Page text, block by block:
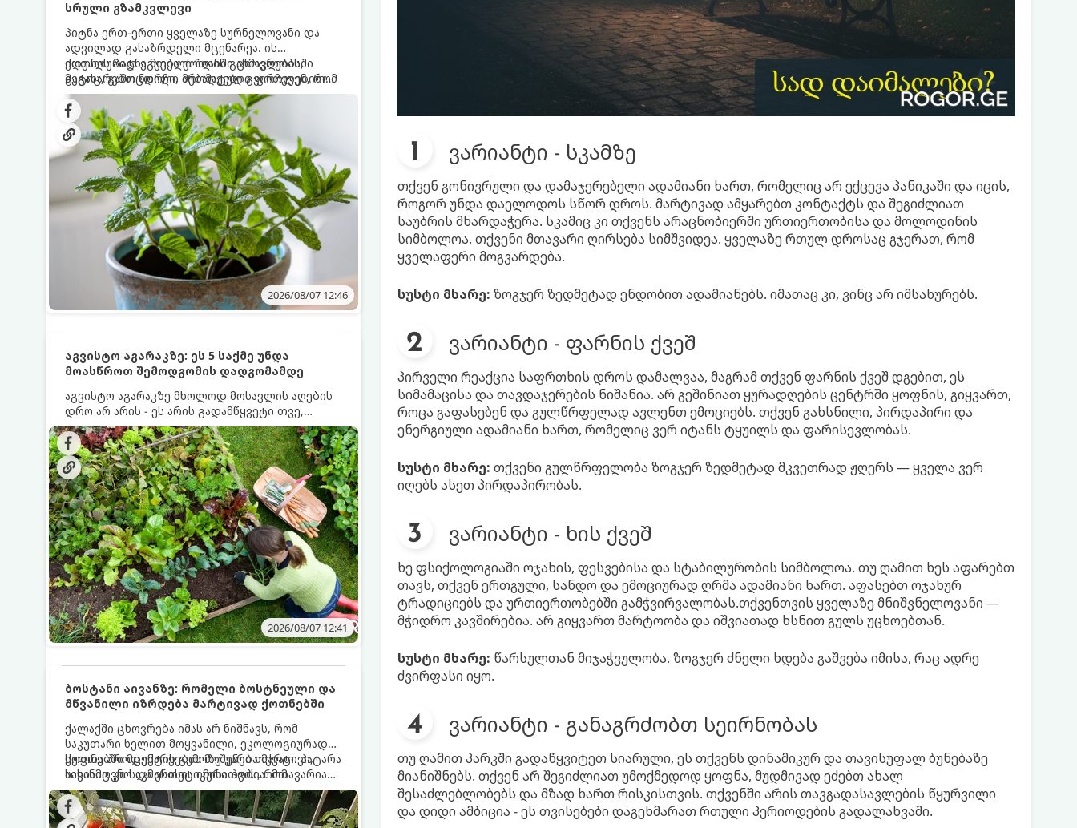
სრული გზამკვლევი
პიტნა ერთ-ერთი ყველაზე სურნელოვანი და
ადვილად გასაზრდელი მცენარეა. ის
იდეალურად ეგუება ქოთანში ცხოვრებას,
მეტიც, გამოცდილი მებაღეები გვირჩევენ, რომ
პიტნა მხოლოდ ქოთანში მოვიყვანოთ, რადგან
ღია გრუნტში (ბაღში) დარგვისას ის ფესვებით
ძალიან სწრაფად ვრცელდება და სხვა
მცენარეებს ავიწროებს.
ქოთნის პიტნა მთელი წლის განმავლობაში
გაგახარებთ ნორჩი, არომატული ფოთლებით
ჩაის, ლიმონათისა თუ კერძებისთვის.
2026/08/07 12:46
აგვისტო აგარაკზე: ეს 5 საქმე უნდა
მოასწროთ შემოდგომის დადგომამდე
აგვისტო აგარაკზე მხოლოდ მოსავლის აღების
დრო არ არის - ეს არის გადამწყვეტი თვე,
როდესაც საფუძველი ეყრება მომავალი წლის
მოსავალს და ბაღი მზადდება შემოდგომა-
ზამთრის სეზონისთვის. იმისათვის, რომ
ნიადაგმა ენერგია აღიდგინოს, ხოლო
მცენარეებმა ზამთარს გაუძლონ, აგვისტოს
ბოლომდე 5 მნიშვნელოვანი საქმის გაკეთება
უნდა მოასწროთ:
2026/08/07 12:41
ბოსტანი აივანზე: რომელი ბოსტნეული და
მწვანილი იზრდება მარტივად ქოთნებში
ქალაქში ცხოვრება იმას არ ნიშნავს, რომ
საკუთარი ხელით მოყვანილი, ეკოლოგიურად
სუფთა პროდუქტის გემოზე უარი თქვათ. პატარა
აივანიც კი საკმარისია იმისათვის, რომ
მოიწყოთ მინი-ბოსტანი, საიდანაც
ყოველდღიურად ახალ, არომატულ მწვანილსა
და ბოსტნეულს მოკრეფთ.
ქოთნებში მცენარეების მოშენება მარტივი,
სასიამოვნო და ესთეტიკური ჰობია. მთავარია
იცოდეთ, რომელი კულტურები ეგუებიან
ქოთნის პირობებს ყველაზე კარგად და როგორ
მოუაროთ მათ სწორად.
ვარიანტი - სკამზე
თქვენ გონივრული და დამაჯერებელი ადამიანი ხართ, რომელიც არ ექცევა პანიკაში და იცის,
როგორ უნდა დაელოდოს სწორ დროს. მარტივად ამყარებთ კონტაქტს და შეგიძლიათ
საუბრის მხარდაჭერა. სკამიც კი თქვენს არაცნობიერში ურთიერთობისა და მოლოდინის
სიმბოლოა. თქვენი მთავარი ღირსება სიმშვიდეა. ყველაზე რთულ დროსაც გჯერათ, რომ
ყველაფერი მოგვარდება.
სუსტი მხარე: ზოგჯერ ზედმეტად ენდობით ადამიანებს. იმათაც კი, ვინც არ იმსახურებს.
ვარიანტი - ფარნის ქვეშ
პირველი რეაქცია საფრთხის დროს დამალვაა, მაგრამ თქვენ ფარნის ქვეშ დგებით, ეს
სიმამაცისა და თავდაჯერების ნიშანია. არ გეშინიათ ყურადღების ცენტრში ყოფნის, გიყვართ,
როცა გაფასებენ და გულწრფელად ავლენთ ემოციებს. თქვენ გახსნილი, პირდაპირი და
ენერგიული ადამიანი ხართ, რომელიც ვერ იტანს ტყუილს და ფარისევლობას.
სუსტი მხარე: თქვენი გულწრფელობა ზოგჯერ ზედმეტად მკვეთრად ჟღერს — ყველა ვერ
იღებს ასეთ პირდაპირობას.
ვარიანტი - ხის ქვეშ
ხე ფსიქოლოგიაში ოჯახის, ფესვებისა და სტაბილურობის სიმბოლოა. თუ ღამით ხეს აფარებთ
თავს, თქვენ ერთგული, სანდო და ემოციურად ღრმა ადამიანი ხართ. აფასებთ ოჯახურ
ტრადიციებს და ურთიერთობებში გამჭვირვალობას.თქვენთვის ყველაზე მნიშვნელოვანი —
მჭიდრო კავშირებია. არ გიყვართ მარტოობა და იშვიათად ხსნით გულს უცხოებთან.
სუსტი მხარე: წარსულთან მიჯაჭვულობა. ზოგჯერ ძნელი ხდება გაშვება იმისა, რაც ადრე
ძვირფასი იყო.
ვარიანტი - განაგრძობთ სეირნობას
თუ ღამით პარკში გადაწყვიტეთ სიარული, ეს თქვენს დინამიკურ და თავისუფალ ბუნებაზე
მიანიშნებს. თქვენ არ შეგიძლიათ უმოქმედოდ ყოფნა, მუდმივად ეძებთ ახალ
შესაძლებლობებს და მზად ხართ რისკისთვის. თქვენში არის თავგადასავლების წყურვილი
და დიდი ამბიცია - ეს თვისებები დაგეხმარათ რთული პერიოდების გადალახვაში.